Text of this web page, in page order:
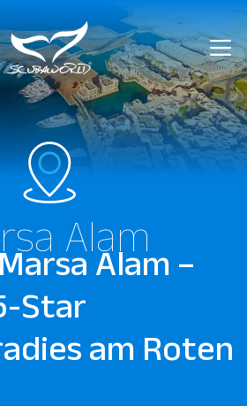
Alam
Alam –
Star
am Roten